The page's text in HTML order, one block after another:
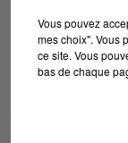
Vous pouvez
mes choix". Vous
ce site. Vous
bas de chaque